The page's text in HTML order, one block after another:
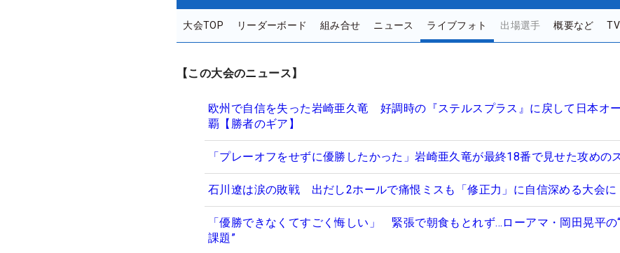
大会TOP リーダーボード 組み合せ ニュース ライブフォト 出場選手 概要など
【この大会のニュース】
欧州で自信を失った岩崎亜久竜 好調時の『ステルスプラス』に戻して日本オ
覇【勝者のギア】
「プレーオフをせずに優勝したかった」岩崎亜久竜が最終18番で見せた攻めの
石川遼は涙の敗戦 出だし2ホールで痛恨ミスも「修正力」に自信深める大会に
「優勝できなくてすごく悔しい」 緊張で朝食もとれず…ローアマ・岡田晃平の
課題”